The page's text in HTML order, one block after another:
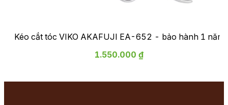
Kéo cắt tóc VIKO AKAFUJI EA-652 - bảo hành 1 năm
1.550.000 ₫